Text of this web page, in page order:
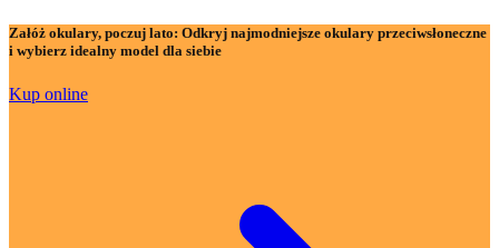
Załóż okulary, poczuj lato: Odkryj najmodniejsze okulary przeciwsłoneczne
i wybierz idealny model dla siebie
Kup online